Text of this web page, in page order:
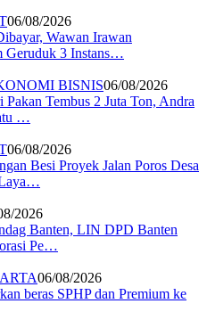
06/08/2026
Wawan Irawan
Geruduk 3 Instans…
BISNIS06/08/2026
Pakan Tembus 2 Juta Ton, Andra
…
06/08/2026
Besi Proyek Jalan Poros Desa
2026
Banten, LIN DPD Banten
Pe…
06/08/2026
beras SPHP dan Premium ke